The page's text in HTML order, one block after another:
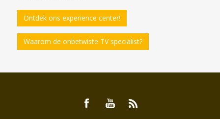
Ontdek ons experience center!
Waarom de onbetwiste TV specialist?